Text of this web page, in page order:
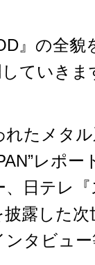
』の全貌
ていきま
たメタ
レポー
日テレ
露した次
ンタビュ